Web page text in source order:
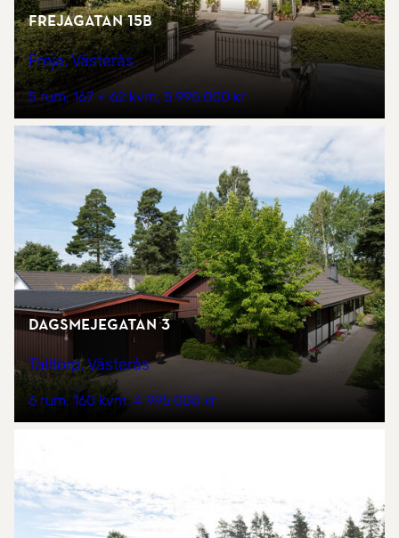
Frejagatan 15B
Freja, Västerås
5 rum 167 + 62 kvm 5 995 000 kr
Dagsmejegatan 3
Talltorp, Västerås
6 rum 160 kvm 4 995 000 kr